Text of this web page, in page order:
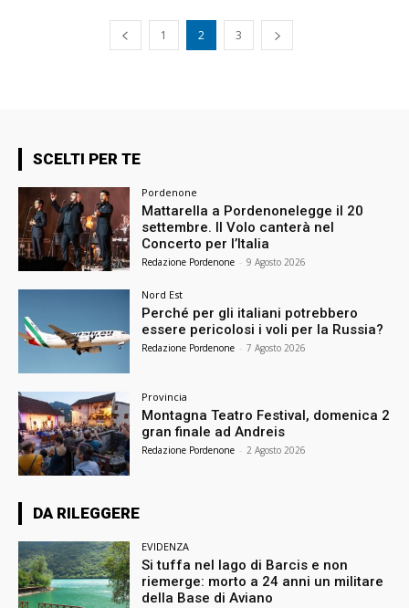
1 2 3
SCELTI PER TE
Pordenone
Mattarella a Pordenonelegge il 20
settembre. Il Volo canterà nel
Concerto per l’Italia
Redazione Pordenone - 9 Agosto 2026
Nord Est
Perché per gli italiani potrebbero
essere pericolosi i voli per la Russia?
Redazione Pordenone - 7 Agosto 2026
Provincia
Montagna Teatro Festival, domenica 2
gran finale ad Andreis
Redazione Pordenone - 2 Agosto 2026
DA RILEGGERE
EVIDENZA
Si tuffa nel lago di Barcis e non
riemerge: morto a 24 anni un militare
della Base di Aviano